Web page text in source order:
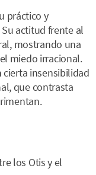
práctico y
actitud frente al
mostrando una
miedo irracional.
insensibilidad
que contrasta
los Otis y el